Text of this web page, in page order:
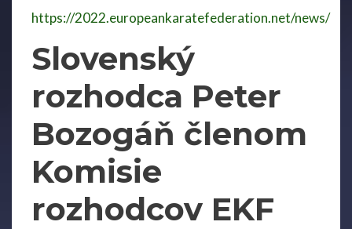
https://2022.europeankaratefederation.net/news/
Slovenský
rozhodca Peter
Bozogáň členom
Komisie
rozhodcov EKF